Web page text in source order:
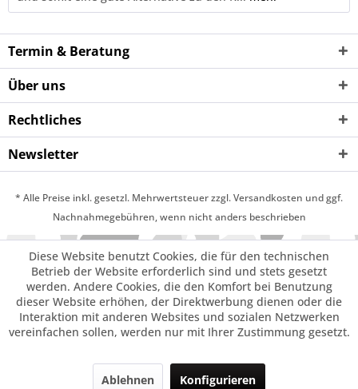
Termin & Beratung
Über uns
Rechtliches
Newsletter
* Alle Preise inkl. gesetzl. Mehrwertsteuer zzgl. Versandkosten und ggf.
Nachnahmegebühren, wenn nicht anders beschrieben
Diese Website benutzt Cookies, die für den technischen
Betrieb der Website erforderlich sind und stets gesetzt
werden. Andere Cookies, die den Komfort bei Benutzung
dieser Website erhöhen, der Direktwerbung dienen oder die
Interaktion mit anderen Websites und sozialen Netzwerken
vereinfachen sollen, werden nur mit Ihrer Zustimmung gesetzt.
Ablehnen Konfigurieren